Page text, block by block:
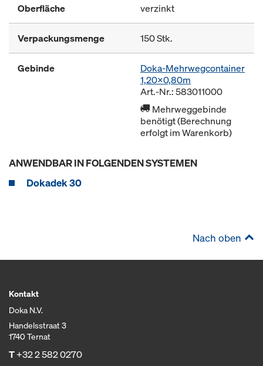
Oberfläche verzinkt
Verpackungsmenge 150 Stk.
Gebinde
Doka-Mehrwegcontainer
1,20x0,80m
Art.-Nr.: 583011000
Mehrweggebinde
benötigt (Berechnung
erfolgt im Warenkorb)
ANWENDBAR IN FOLGENDEN SYSTEMEN
Dokadek 30
Nach oben
Kontakt
Doka N.V.
Handelsstraat 3
1740 Ternat
T+32 2 582 0270